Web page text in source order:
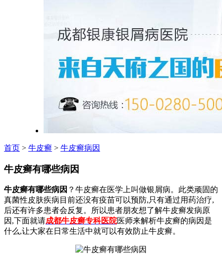
首页 > 牛皮癣 > 牛皮癣病因
牛皮癣有哪些病因
牛皮癣有哪些病因 ？牛皮癣在医学上叫做银屑病。此类顽固的
真菌性皮肤疾病目前还没有疫苗可以预防,只有通过用药治疗,
后还有许多患者会反复。所以患者朋友想了解牛皮癣发病原
因,下面就请成都牛皮癣专科医院医师来解析牛皮癣的病因是
什么,让大家在日常生活中就可以有效防止牛皮癣。